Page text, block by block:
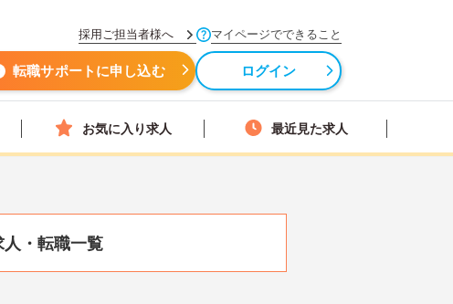
採用ご担当者様へ マイページでできること
転職サポートに申し込む ログイン
お気に入り求人 最近見た求人
人・転職一覧